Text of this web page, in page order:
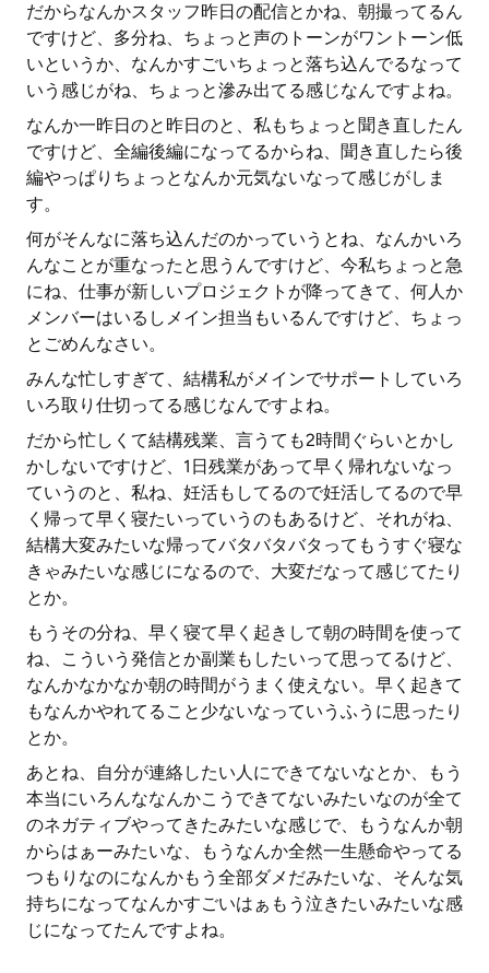
だからなんかスタッフ昨日の配信とかね、朝撮ってるん
ですけど、多分ね、ちょっと声のトーンがワントーン低
いというか、なんかすごいちょっと落ち込んでるなって
いう感じがね、ちょっと滲み出てる感じなんですよね。
なんか一昨日のと昨日のと、私もちょっと聞き直したん
ですけど、全編後編になってるからね、聞き直したら後
編やっぱりちょっとなんか元気ないなって感じがしま
す。
何がそんなに落ち込んだのかっていうとね、なんかいろ
んなことが重なったと思うんですけど、今私ちょっと急
にね、仕事が新しいプロジェクトが降ってきて、何人か
メンバーはいるしメイン担当もいるんですけど、ちょっ
とごめんなさい。
みんな忙しすぎて、結構私がメインでサポートしていろ
いろ取り仕切ってる感じなんですよね。
だから忙しくて結構残業、言うても2時間ぐらいとかし
かしないですけど、1日残業があって早く帰れないなっ
ていうのと、私ね、妊活もしてるので妊活してるので早
く帰って早く寝たいっていうのもあるけど、それがね、
結構大変みたいな帰ってバタバタバタってもうすぐ寝な
きゃみたいな感じになるので、大変だなって感じてたり
とか。
もうその分ね、早く寝て早く起きして朝の時間を使って
ね、こういう発信とか副業もしたいって思ってるけど、
なんかなかなか朝の時間がうまく使えない。早く起きて
もなんかやれてること少ないなっていうふうに思ったり
とか。
あとね、自分が連絡したい人にできてないなとか、もう
本当にいろんななんかこうできてないみたいなのが全て
のネガティブやってきたみたいな感じで、もうなんか朝
からはぁーみたいな、もうなんか全然一生懸命やってる
つもりなのになんかもう全部ダメだみたいな、そんな気
持ちになってなんかすごいはぁもう泣きたいみたいな感
じになってたんですよね。